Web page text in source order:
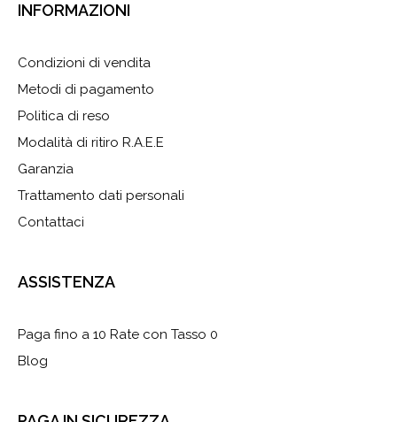
INFORMAZIONI
Condizioni di vendita
Metodi di pagamento
Politica di reso
Modalità di ritiro R.A.E.E
Garanzia
Trattamento dati personali
Contattaci
ASSISTENZA
Paga fino a 10 Rate con Tasso 0
Blog